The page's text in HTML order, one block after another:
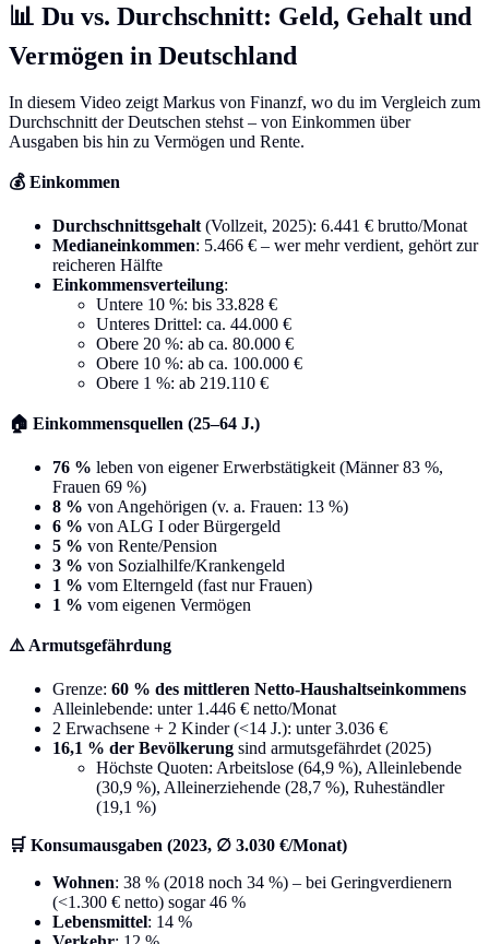
📊 Du vs. Durchschnitt: Geld, Gehalt und
Vermögen in Deutschland
In diesem Video zeigt Markus von Finanzf, wo du im Vergleich zum
Durchschnitt der Deutschen stehst – von Einkommen über
Ausgaben bis hin zu Vermögen und Rente.
💰 Einkommen
Durchschnittsgehalt (Vollzeit, 2025): 6.441 € brutto/Monat
Medianeinkommen: 5.466 € – wer mehr verdient, gehört zur
reicheren Hälfte
Einkommensverteilung:
Untere 10 %: bis 33.828 €
Unteres Drittel: ca. 44.000 €
Obere 20 %: ab ca. 80.000 €
Obere 10 %: ab ca. 100.000 €
Obere 1 %: ab 219.110 €
🏠 Einkommensquellen (25–64 J.)
76 % leben von eigener Erwerbstätigkeit (Männer 83 %,
Frauen 69 %)
8 % von Angehörigen (v. a. Frauen: 13 %)
6 % von ALG I oder Bürgergeld
5 % von Rente/Pension
3 % von Sozialhilfe/Krankengeld
1 % vom Elterngeld (fast nur Frauen)
1 % vom eigenen Vermögen
⚠️ Armutsgefährdung
Grenze: 60 % des mittleren Netto-Haushaltseinkommens
Alleinlebende: unter 1.446 € netto/Monat
2 Erwachsene + 2 Kinder (<14 J.): unter 3.036 €
16,1 % der Bevölkerung sind armutsgefährdet (2025)
Höchste Quoten: Arbeitslose (64,9 %), Alleinlebende
(30,9 %), Alleinerziehende (28,7 %), Ruheständler
(19,1 %)
🛒 Konsumausgaben (2023, ∅ 3.030 €/Monat)
Wohnen: 38 % (2018 noch 34 %) – bei Geringverdienern
(<1.300 € netto) sogar 46 %
Lebensmittel: 14 %